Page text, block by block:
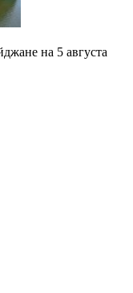
на 5 августа